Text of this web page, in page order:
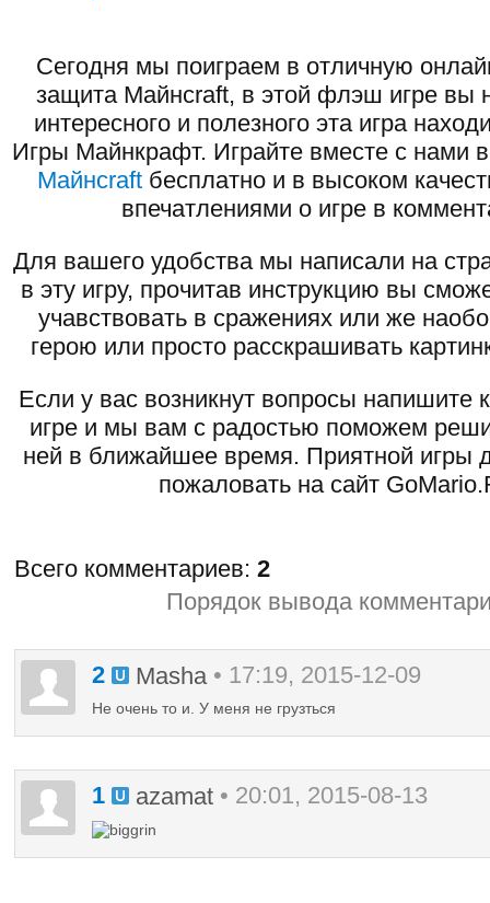
Сегодня мы поиграем в отличную
защита Майнcraft, в этой флэш игре вы
интересного и полезного эта игра
Игры Майнкрафт. Играйте вместе с нами
Майнcraft бесплатно и в высоком
впечатлениями о игре в
Для вашего удобства мы написали на
в эту игру, прочитав инструкцию вы
учавствовать в сражениях или же
герою или просто расскрашивать
Если у вас возникнут вопросы напишите
игре и мы вам с радостью поможем
ней в ближайшее время. Приятной игры
пожаловать на сайт
Всего комментариев: 2
Порядок вывода
2 Masha • 17:19, 2015-12-09
Не очень то и. У меня не грузться
1 azamat • 20:01, 2015-08-13